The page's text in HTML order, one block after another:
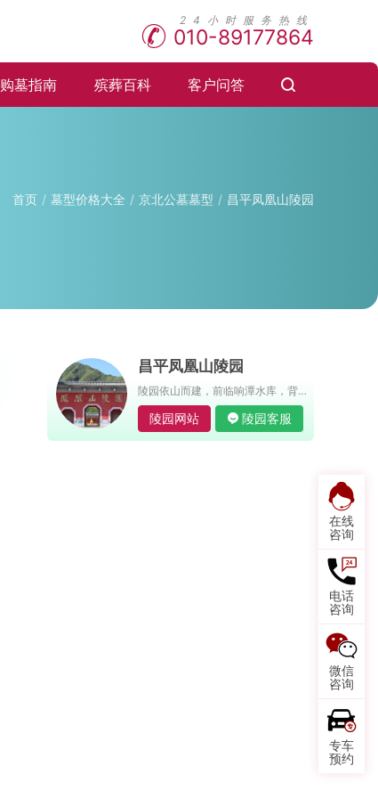
010-89177864
购墓指南 殡葬百科 客户问答
在线
咨询
电话
咨询
微信
咨询
专车
预约
首页 墓型价格大全 京北公墓墓型 昌平凤凰山陵园
昌平凤凰山陵园
陵园依山而建，前临响潭水库，背靠居庸关长城，左侧山势绵长，右侧山势蜿蜒
陵园网站 陵园客服